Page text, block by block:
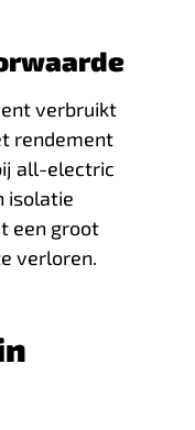
verbruikt
rendement
all-electric
isolatie
een groot
verloren.